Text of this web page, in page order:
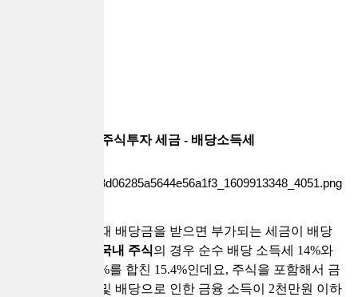
주식투자 세금 - 배당소득세
주식을 거래할 때 배당금을 받으면 부가되는 세금이 배당
국내 주식의 경우 순수 배당 소득세 14%와
지방소득세 1.4%를 합친 15.4%인데요, 주식을 포함해서 금
융상품의 이자 및 배당으로 인한 금융 소득이 2천만원 이하